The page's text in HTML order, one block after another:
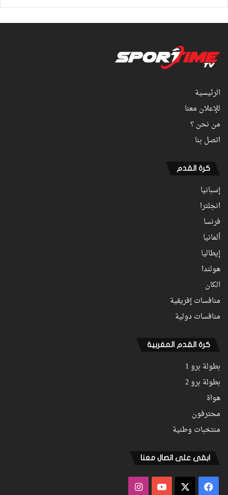
الرئيسية
للإعلان معنا
من نحن ؟
اتصل بنا
كرة القدم
إسبانيا
انجلترا
فرنسا
ألمانيا
إيطاليا
هولندا
الكان
منافسات إفريقية
منافسات دولية
كرة القدم المغربية
بطولة برو 1
بطولة برو 2
هواة
محترفون
منتخبات وطنية
ابقى على اتصال معنا
فيسبوك ‫YouTubeانستقرام